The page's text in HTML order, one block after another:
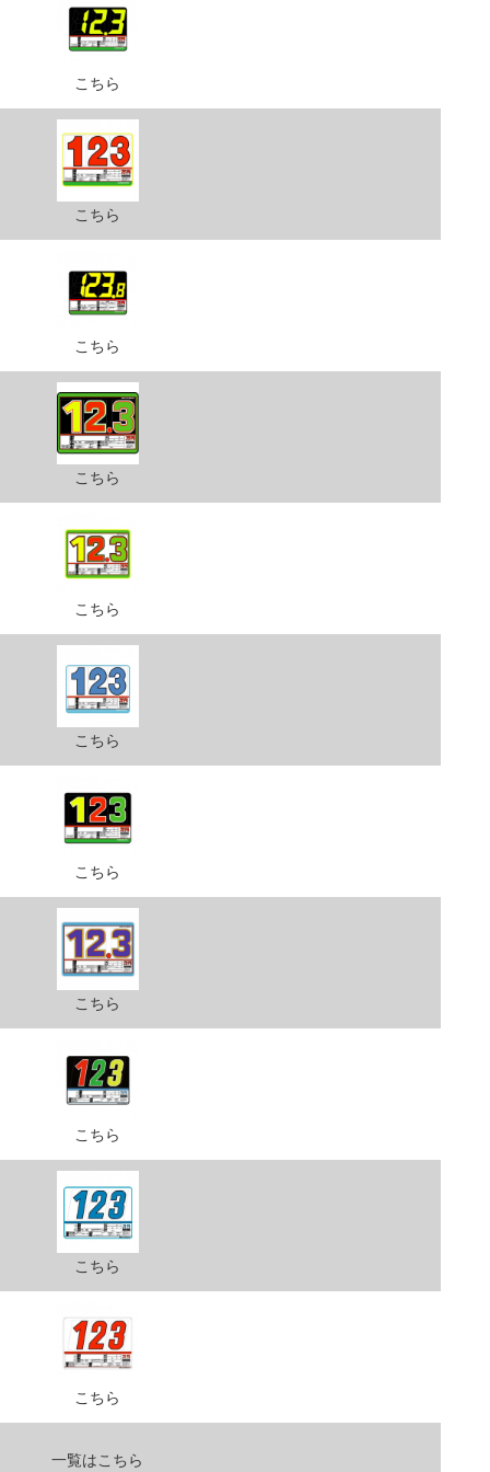
こちら
こちら
こちら
こちら
こちら
こちら
こちら
こちら
こちら
こちら
こちら
一覧はこちら